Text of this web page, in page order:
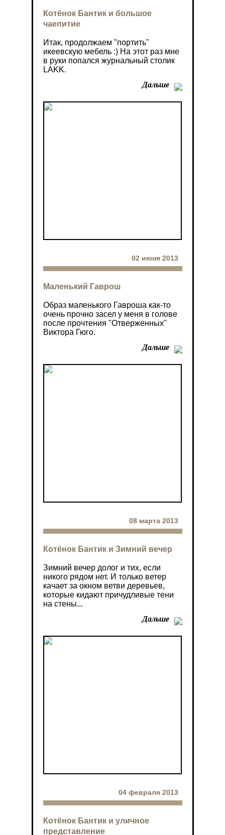
Котёнок Бантик и большое
чаепитие
Итак, продолжаем "портить"
икеевскую мебель :) На этот раз мне
в руки попался журнальный столик
LAKK.
Дальше
02 июня 2013
Маленький Гаврош
Образ маленького Гавроша как-то
очень прочно засел у меня в голове
после прочтения "Отверженных"
Виктора Гюго.
Дальше
08 марта 2013
Котёнок Бантик и Зимний вечер
Зимний вечер долог и тих, если
никого рядом нет. И только ветер
качает за окном ветви деревьев,
которые кидают причудливые тени
на стены...
Дальше
04 февраля 2013
Котёнок Бантик и уличное
представление